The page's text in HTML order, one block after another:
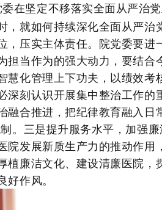
在坚定不移落实全面从严治
，就如何持续深化全面从严
，压实主体责任。院党委要
担当作为的强大动力，要结
慧化管理上下功夫，以绩效
深刻认识开展集中整治工作
融合推进，把纪律教育融入
。三是提升服务水平，加强
院发展新质生产力的推动作
植廉洁文化、建设清廉医院
作风。